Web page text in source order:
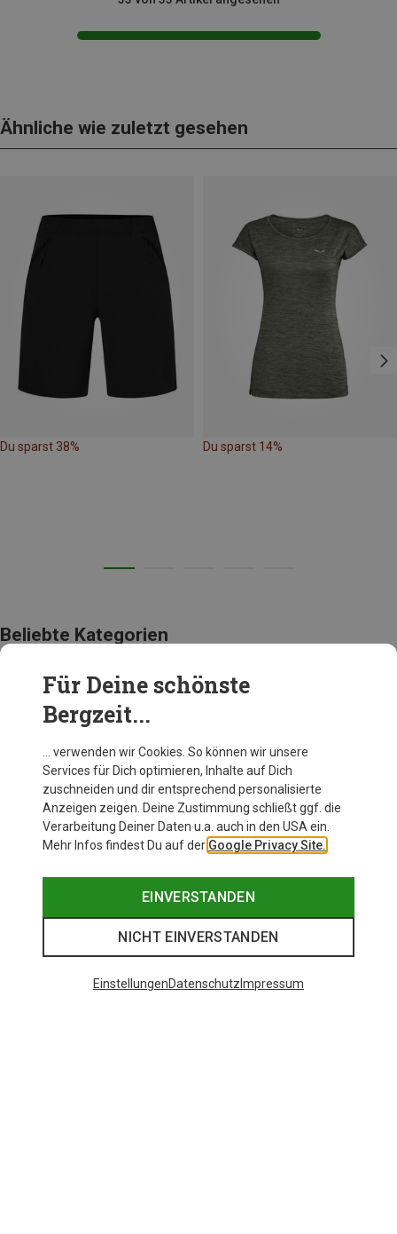
Ähnliche wie zuletzt gesehen
Du sparst 38% Du sparst 14%
Beliebte Kategorien
BEKLEIDUNG
Für Deine schönste
Bergzeit...
… verwenden wir Cookies. So können wir unsere
Services für Dich optimieren, Inhalte auf Dich
zuschneiden und dir entsprechend personalisierte
Anzeigen zeigen. Deine Zustimmung schließt ggf. die
Verarbeitung Deiner Daten u.a. auch in den USA ein.
Mehr Infos findest Du auf der Google Privacy Site.
EINVERSTANDEN
NICHT EINVERSTANDEN
EinstellungenDatenschutz Impressum